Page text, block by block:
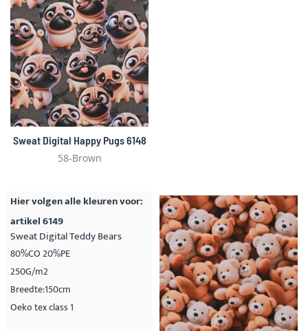
Sweat Digital Happy Pugs 6148
58-Brown
Hier volgen alle kleuren voor:
artikel 6149
Sweat Digital Teddy Bears
80%CO 20%PE
250G/m2
Breedte:150cm
Oeko tex class 1